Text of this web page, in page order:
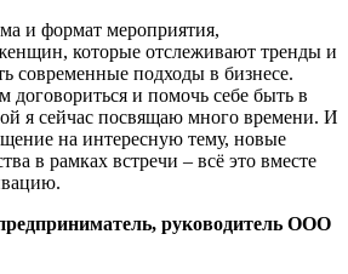
и формат мероприятия,
которые отслеживают тренды и
современные подходы в бизнесе.
договориться и помочь себе быть в
я сейчас посвящаю много времени. И
на интересную тему, новые
в рамках встречи – всё это вместе
руководитель ООО